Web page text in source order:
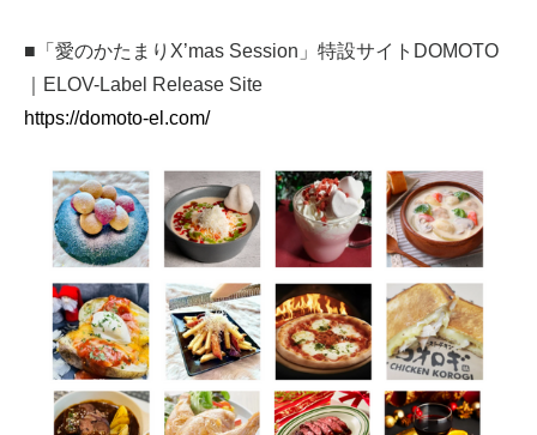
■「愛のかたまりX’mas Session」特設サイトDOMOTO
｜ELOV-Label Release Site
https://domoto-el.com/